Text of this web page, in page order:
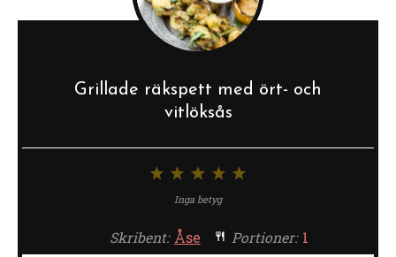
Grillade räkspett med ört- och
vitlöksås
5
4
3
stjärnor
2
stjärnor
1
stjärna
Inga betyg
Skribent: Åse Portioner: 1